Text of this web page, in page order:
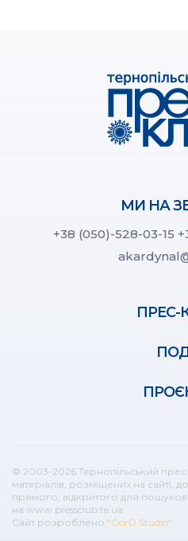
МИ НА
+38 (050)-528-03-15
ПРЕС-
© 2003-2026 Тернопільський
матеріалів, розміщених на сайті,
прямого, відкритого для
на www.pressclub.te.ua
Сайт розроблено "GorD Studio"